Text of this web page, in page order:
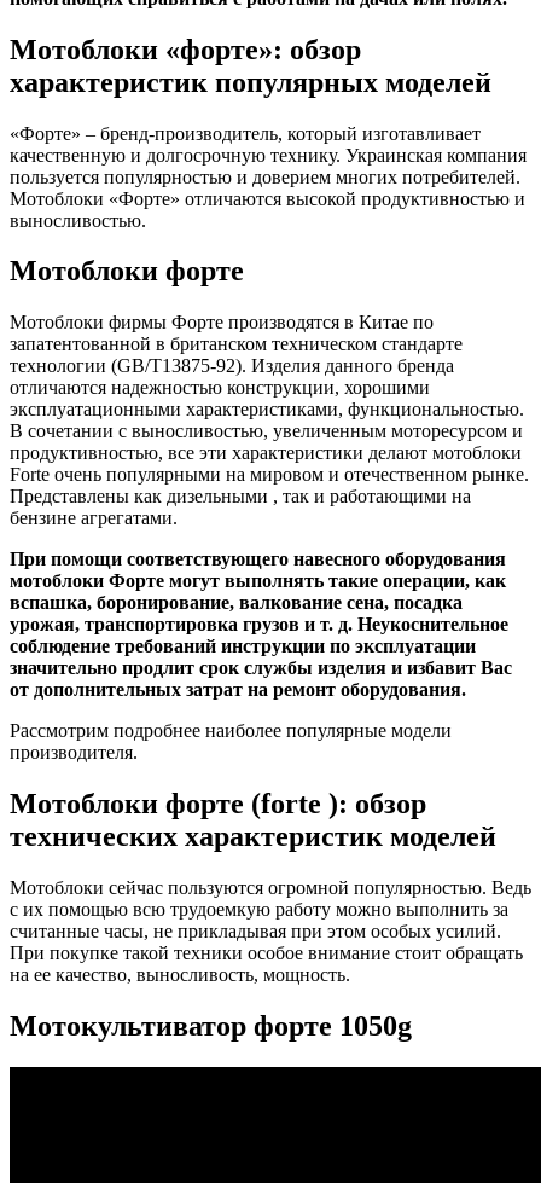
Мотоблоки «форте»: обзор
характеристик популярных моделей
«Форте» ‒ бренд-производитель, который изготавливает
качественную и долгосрочную технику. Украинская компания
пользуется популярностью и доверием многих потребителей.
Мотоблоки «Форте» отличаются высокой продуктивностью и
выносливостью.
Мотоблоки форте
Мотоблоки фирмы Форте производятся в Китае по
запатентованной в британском техническом стандарте
технологии (GB/T13875-92). Изделия данного бренда
отличаются надежностью конструкции, хорошими
эксплуатационными характеристиками, функциональностью.
В сочетании с выносливостью, увеличенным моторесурсом и
продуктивностью, все эти характеристики делают мотоблоки
Forte очень популярными на мировом и отечественном рынке.
Представлены как дизельными , так и работающими на
бензине агрегатами.
При помощи соответствующего навесного оборудования
мотоблоки Форте могут выполнять такие операции, как
вспашка, боронирование, валкование сена, посадка
урожая, транспортировка грузов и т. д. Неукоснительное
соблюдение требований инструкции по эксплуатации
значительно продлит срок службы изделия и избавит Вас
от дополнительных затрат на ремонт оборудования.
Рассмотрим подробнее наиболее популярные модели
производителя.
Мотоблоки форте (forte ): обзор
технических характеристик моделей
Мотоблоки сейчас пользуются огромной популярностью. Ведь
с их помощью всю трудоемкую работу можно выполнить за
считанные часы, не прикладывая при этом особых усилий.
При покупке такой техники особое внимание стоит обращать
на ее качество, выносливость, мощность.
Мотокультиватор форте 1050g